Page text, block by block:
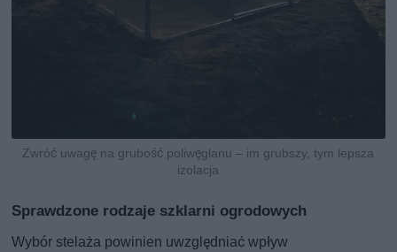
Zwróć uwagę na grubość poliwęglanu – im grubszy, tym lepsza
izolacja
Sprawdzone rodzaje szklarni ogrodowych
Wybór stelaża powinien uwzględniać wpływ